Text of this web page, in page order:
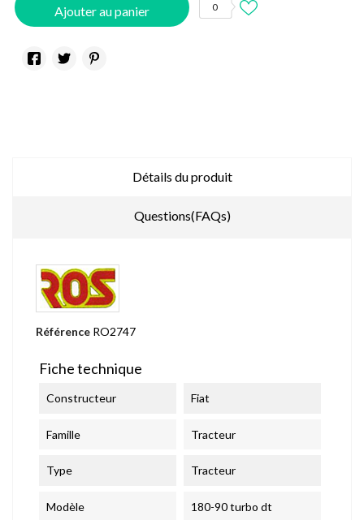
Ajouter au panier 0
Détails du produit
Questions(FAQs)
Référence RO2747
Fiche technique
Constructeur Fiat
Famille Tracteur
Type Tracteur
Modèle 180-90 turbo dt